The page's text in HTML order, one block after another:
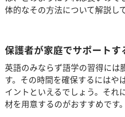
体的なその方法について解説し
保護者が家庭でサポートす
英語のみならず語学の習得には
す。その時間を確保するにはや
イントといえるでしょう。それ
材を用意するのがおすすめです。